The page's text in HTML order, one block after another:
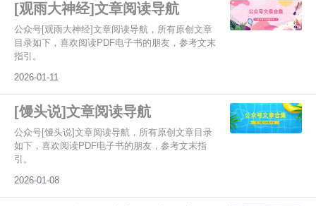
[观雨大神经]文章阅读导航
公众号[观雨大神经]文章阅读导航，所有原创文章
目录如下，喜欢阅读PDF电子书的朋友，参考文末
指引。
2026-01-11
[馒头说]文章阅读导航
公众号[馒头说]文章阅读导航，所有原创文章目录
如下，喜欢阅读PDF电子书的朋友，参考文末指
引。
2026-01-08